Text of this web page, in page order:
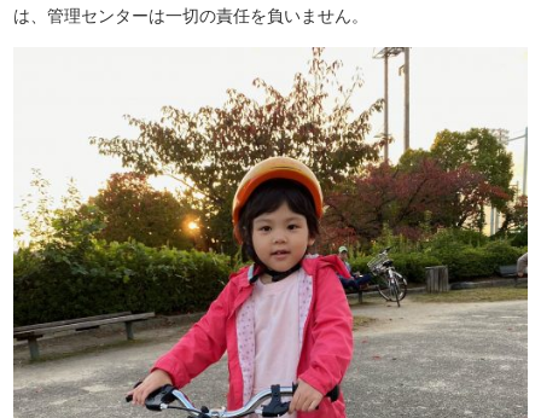
は、管理センターは一切の責任を負いません。